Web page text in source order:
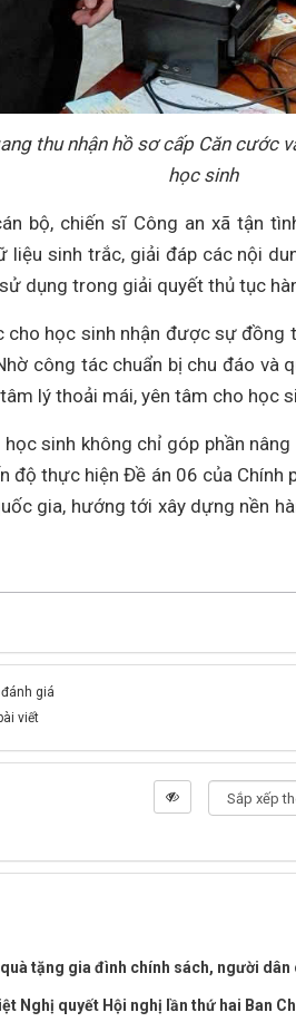
thu nhận hồ sơ cấp Căn
học sinh
bộ, chiến sĩ Công an xã tận
liệu sinh trắc, giải đáp các nội
dụng trong giải quyết thủ tục
cho học sinh nhận được sự
công tác chuẩn bị chu đáo và
lý thoải mái, yên tâm cho học
sinh không chỉ góp phần
độ thực hiện Đề án 06 của Chính
gia, hướng tới xây dựng nền
giá
viết
tặng gia đình chính sách, người dân
Nghị quyết Hội nghị lần thứ hai Ban